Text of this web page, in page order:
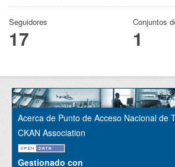
Seguidores
17
Conjuntos
1
Acerca de Punto de Acceso Nacional de
CKAN Association
Gestionado con